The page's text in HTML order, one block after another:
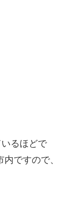
るほどで
ですので、